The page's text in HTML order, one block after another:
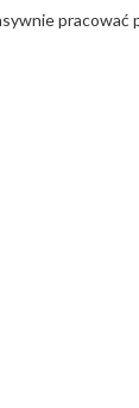
pracować